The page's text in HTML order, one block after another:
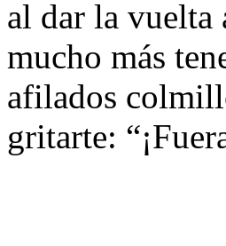
al dar la vuelta
mucho más
afilados
gritarte: